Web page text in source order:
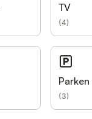
TV
(4)
(3)